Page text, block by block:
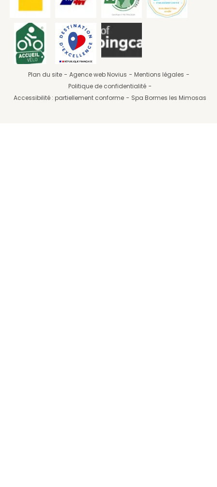
Plan du site Agence web Novius
Mentions légales
Politique de confidentialité
Accessibilité : partiellement conforme
Spa Bormes les Mimosas